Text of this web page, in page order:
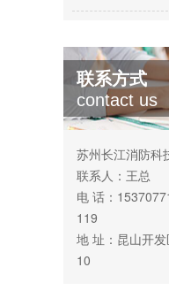
联系方式
contact us
苏州长江消防科
联系人：王总
电 话：
119
地 址：昆山开
10